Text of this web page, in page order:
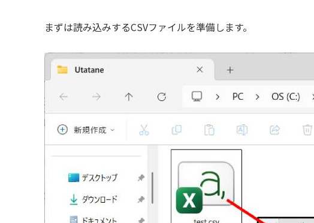
まずは読み込みするCSVファイルを準備します。